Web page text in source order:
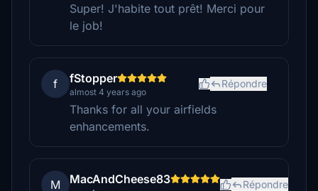
Super! J'habite tout prêt! Merci pour
le job!
f fStopper
almost 4 years ago
Répondre
Thanks for all your airfields
enhancements.
M MacAndCheese83 Répondre